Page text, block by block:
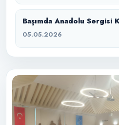
Başımda Anadolu Sergisi
05.05.2026